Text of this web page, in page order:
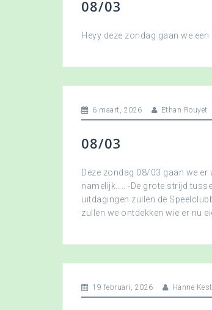
08/03
Heyy deze zondag gaan we
6 maart, 2026 Ethan Rouyet
08/03
Deze zondag 08/03 gaan we er
namelijk….. -De grote strijd
uitdagingen zullen de
zullen we ontdekken wie er nu
19 februari, 2026 Hanne